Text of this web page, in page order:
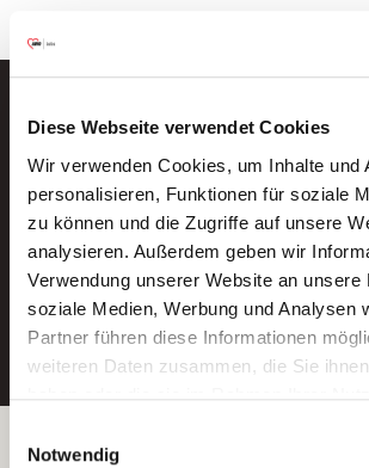
Diese Webseite verwendet Cookies
Wir verwenden Cookies, um Inhalte und
personalisieren, Funktionen für soziale
zu können und die Zugriffe auf unsere
analysieren. Außerdem geben wir
Verwendung unserer Website an unsere
soziale Medien, Werbung und Analysen
Partner führen diese Informationen
weiteren Daten zusammen, die Sie
Wenn Sie auf „Cookies zulassen“
Notwendig
Neue Stellen per
Ein kostenloser Service
Jobs.
E-Mail-Adresse eintragen
Betreiber der Webseite